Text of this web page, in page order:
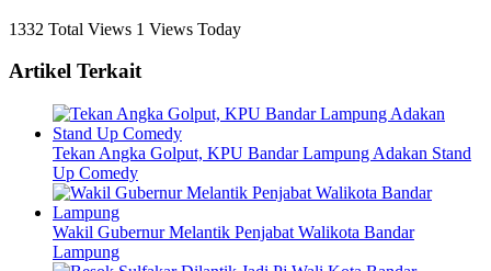
1332 Total Views 1 Views Today
Artikel Terkait
Tekan Angka Golput, KPU Bandar Lampung Adakan Stand
Up Comedy
Wakil Gubernur Melantik Penjabat Walikota Bandar
Lampung